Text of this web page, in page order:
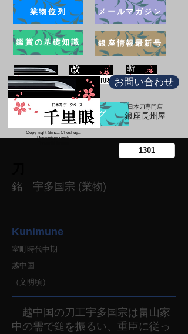
業物位列
鑑賞の基礎知識
メールマガジン
銀座情報最新号
ブログ
お問い合わせ
日本刀専門店
​銀座長州屋
Copy right Ginza Choshuya
Production work
銘 宇多国宗 (業物)
Kunimune
室町時代中期
越中国
（文明頃）
越中国の刀工宇多国宗は畠山家
中の需で鎚を振るい、重臣に従っ